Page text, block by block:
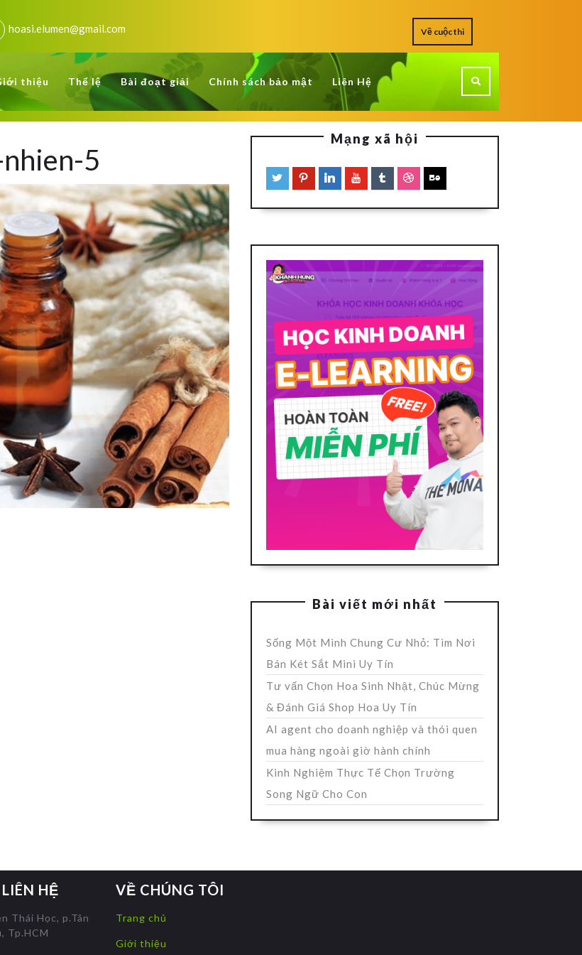
hoasi.elumen@gmail.com Về cuộc thi
thiệu Thể lệ Bài đoạt giải Chính sách bảo mật Liên Hệ
5
Mạng xã hội
Bài viết mới nhất
Sống Một Mình Chung Cư Nhỏ: Tìm Nơi
Bán Két Sắt Mini Uy Tín
Tư vấn Chọn Hoa Sinh Nhật, Chúc Mừng
& Đánh Giá Shop Hoa Uy Tín
AI agent cho doanh nghiệp và thói quen
mua hàng ngoài giờ hành chính
Kinh Nghiệm Thực Tế Chọn Trường
Song Ngữ Cho Con
HỆ
Thái Học, p.Tân
Tp.HCM
VỀ CHÚNG TÔI
Trang chủ
Giới thiệu